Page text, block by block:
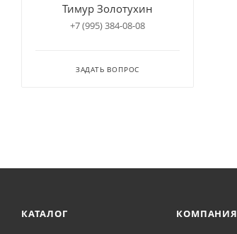
Тимур Золотухин
+7 (995) 384-08-08
ЗАДАТЬ ВОПРОС
КАТАЛОГ КОМПАНИЯ